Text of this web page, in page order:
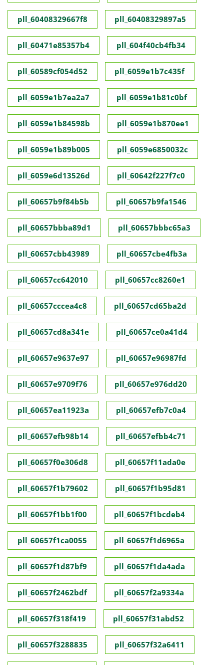
pll_60408329667f8 pll_60408329897a5
pll_60471e85357b4 pll_604f40cb4fb34
pll_60589cf054d52 pll_6059e1b7c435f
pll_6059e1b7ea2a7 pll_6059e1b81c0bf
pll_6059e1b84598b pll_6059e1b870ee1
pll_6059e1b89b005 pll_6059e6850032c
pll_6059e6d13526d pll_60642f227f7c0
pll_60657b9f84b5b pll_60657b9fa1546
pll_60657bbba89d1 pll_60657bbbc65a3
pll_60657cbb43989 pll_60657cbe4fb3a
pll_60657cc642010 pll_60657cc8260e1
pll_60657cccea4c8 pll_60657cd65ba2d
pll_60657cd8a341e pll_60657ce0a41d4
pll_60657e9637e97 pll_60657e96987fd
pll_60657e9709f76 pll_60657e976dd20
pll_60657ea11923a pll_60657efb7c0a4
pll_60657efb98b14 pll_60657efbb4c71
pll_60657f0e306d8 pll_60657f11ada0e
pll_60657f1b79602 pll_60657f1b95d81
pll_60657f1bb1f00 pll_60657f1bcdeb4
pll_60657f1ca0055 pll_60657f1d6965a
pll_60657f1d87bf9 pll_60657f1da4ada
pll_60657f2462bdf pll_60657f2a9334a
pll_60657f318f419 pll_60657f31abd52
pll_60657f3288835 pll_60657f32a6411